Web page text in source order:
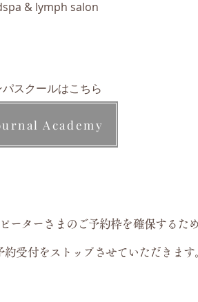
& lymph salon
スクールはこちら
Academy
ーターさまのご予約枠を確保するため
受付をストップさせていただきます